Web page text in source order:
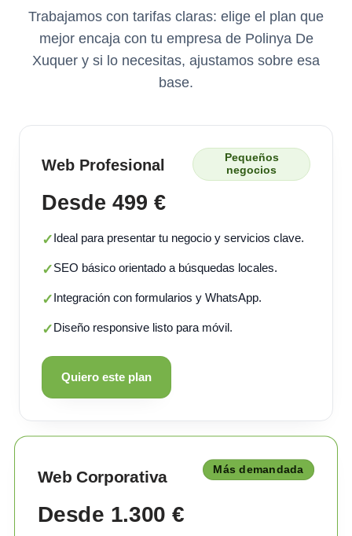
Trabajamos con tarifas claras: elige el plan que
mejor encaja con tu empresa de Polinya De
Xuquer y si lo necesitas, ajustamos sobre esa
base.
Web Profesional
Pequeños
negocios
Desde 499 €
✓Ideal para presentar tu negocio y servicios clave.
✓SEO básico orientado a búsquedas locales.
✓Integración con formularios y WhatsApp.
✓Diseño responsive listo para móvil.
Quiero este plan
Web Corporativa Más demandada
Desde 1.300 €